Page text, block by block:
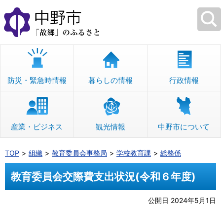
本
文
へ
移
防災・緊急時情報 暮らしの情報 行政情報
産業・ビジネス 観光情報 中野市について
TOP 組織 教育委員会事務局 学校教育課 総務係
教育委員会交際費支出状況(令和６年度)
公開日 2024年5月1日